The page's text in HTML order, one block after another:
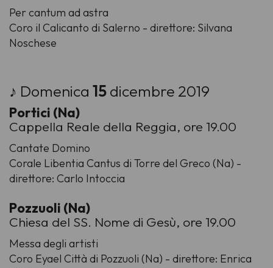
Per cantum ad astra
Coro il Calicanto di Salerno - direttore: Silvana
Noschese
♪ Domenica 15dicembre 2019
Portici (Na)
Cappella Reale della Reggia, ore 19.00
Cantate Domino
Corale Libentia Cantus di Torre del Greco (Na) -
direttore: Carlo Intoccia
Pozzuoli (Na)
Chiesa del SS. Nome di Gesù, ore 19.00
Messa degli artisti
Coro Eyael Città di Pozzuoli (Na) - direttore: Enrica